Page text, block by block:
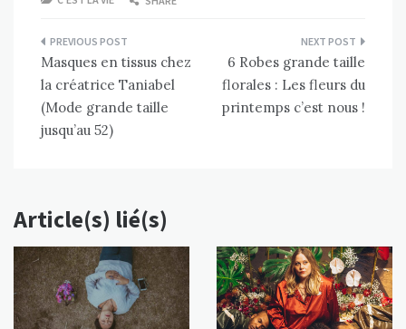
Navigation
de
l’article
Masques en tissus chez
la créatrice Taniabel
(Mode grande taille
jusqu’au 52)
6 Robes grande taille
florales : Les fleurs du
printemps c’est nous !
Article(s) lié(s)